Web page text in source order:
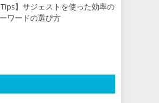
Tips】サジェストを使った効率の
ワードの選び方